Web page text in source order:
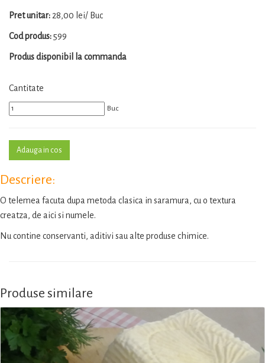
Pret unitar: 28,00 lei/ Buc
Cod produs:599
Produs disponibil la commanda
Cantitate
Buc
Descriere:
O telemea facuta dupa metoda clasica in saramura, cu o textura
creatza, de aici si numele.
Nu contine conservanti, aditivi sau alte produse chimice.
Produse similare